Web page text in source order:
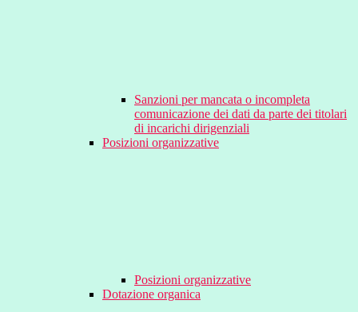
Sanzioni per mancata o incompleta
comunicazione dei dati da parte dei titolari
di incarichi dirigenziali
Posizioni organizzative
Posizioni organizzative
Dotazione organica